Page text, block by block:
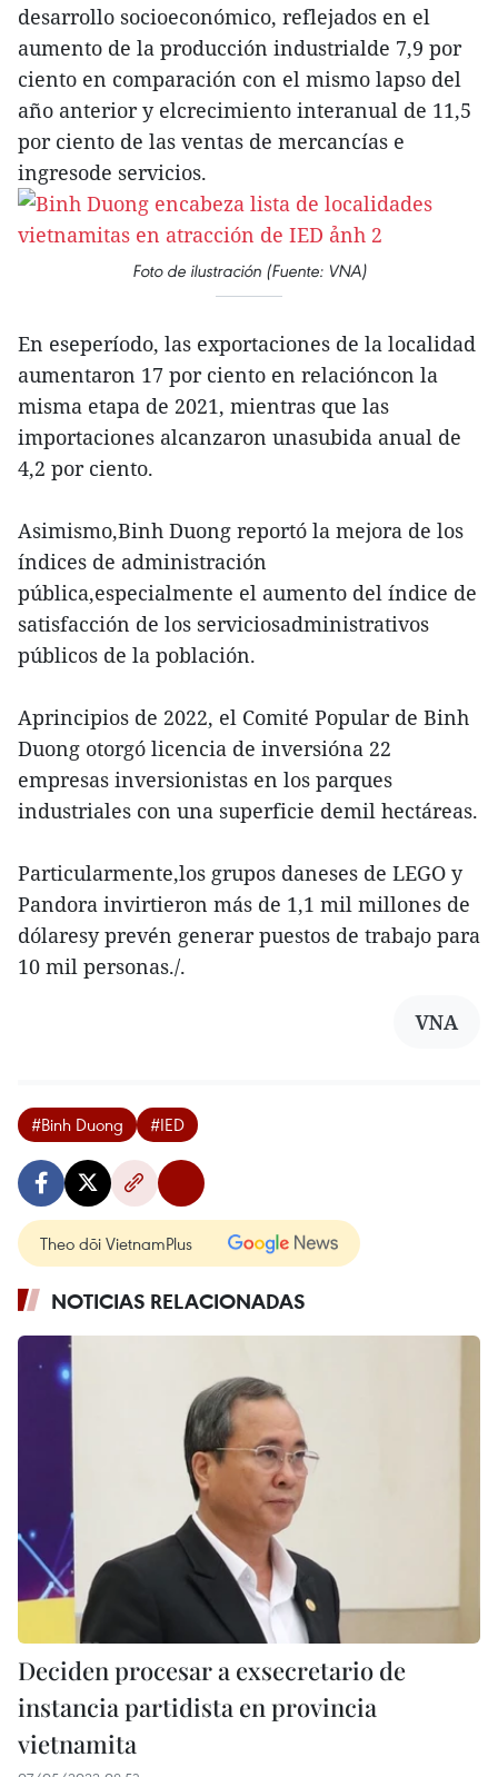
desarrollo socioeconómico, reflejados en el
aumento de la producción industrialde 7,9 por
ciento en comparación con el mismo lapso del
año anterior y elcrecimiento interanual de 11,5
por ciento de las ventas de mercancías e
ingresode servicios.
Foto de ilustración (Fuente: VNA)
En eseperíodo, las exportaciones de la localidad
aumentaron 17 por ciento en relacióncon la
misma etapa de 2021, mientras que las
importaciones alcanzaron unasubida anual de
4,2 por ciento.
Asimismo,Binh Duong reportó la mejora de los
índices de administración
pública,especialmente el aumento del índice de
satisfacción de los serviciosadministrativos
públicos de la población.
Aprincipios de 2022, el Comité Popular de Binh
Duong otorgó licencia de inversióna 22
empresas inversionistas en los parques
industriales con una superficie demil hectáreas.
Particularmente,los grupos daneses de LEGO y
Pandora invirtieron más de 1,1 mil millones de
dólaresy prevén generar puestos de trabajo para
10 mil personas./.
VNA
#Binh Duong #IED
Theo dõi VietnamPlus
NOTICIAS RELACIONADAS
Deciden procesar a exsecretario de
instancia partidista en provincia
vietnamita